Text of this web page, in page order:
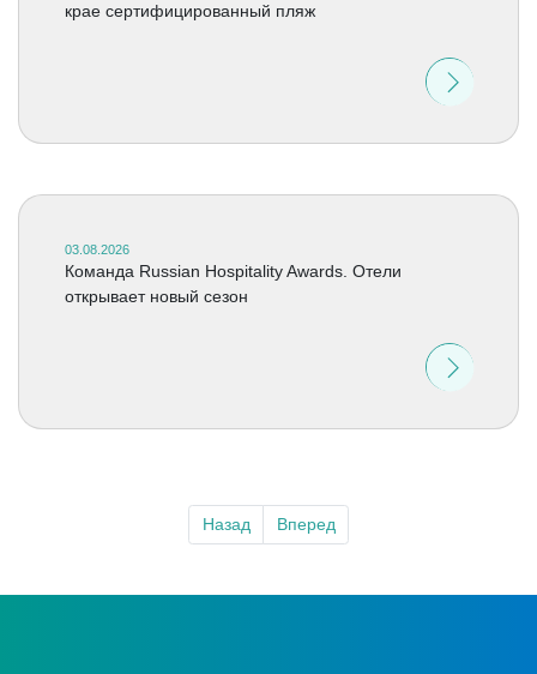
крае сертифицированный пляж
03.08.2026
Команда Russian Hospitality Awards. Отели
открывает новый сезон
Назад Вперед